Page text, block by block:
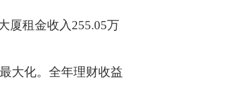
厦租金收入255.05万
大化。全年理财收益